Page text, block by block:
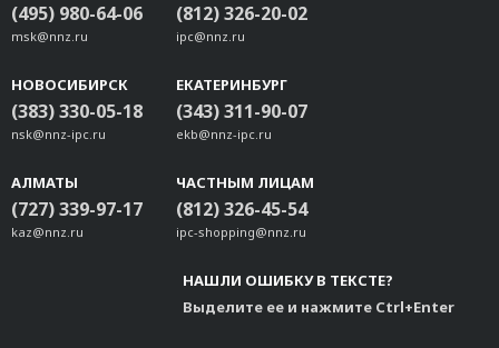
(495) 980-64-06
msk@nnz.ru
(812) 326-20-02
ipc@nnz.ru
НОВОСИБИРСК
(383) 330-05-18
nsk@nnz-ipc.ru
ЕКАТЕРИНБУРГ
(343) 311-90-07
ekb@nnz-ipc.ru
АЛМАТЫ
(727) 339-97-17
kaz@nnz.ru
ЧАСТНЫМ ЛИЦАМ
(812) 326-45-54
ipc-shopping@nnz.ru
НАШЛИ ОШИБКУ В ТЕКСТЕ?
Выделите ее и нажмите Ctrl+Enter